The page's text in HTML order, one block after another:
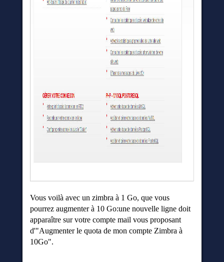
Vous voilà avec un zimbra à 1 Go, que vous
pourrez augmenter à 10 Go:une nouvelle ligne doit
apparaître sur votre compte mail vous proposant
d'"Augmenter le quota de mon compte Zimbra à
10Go".